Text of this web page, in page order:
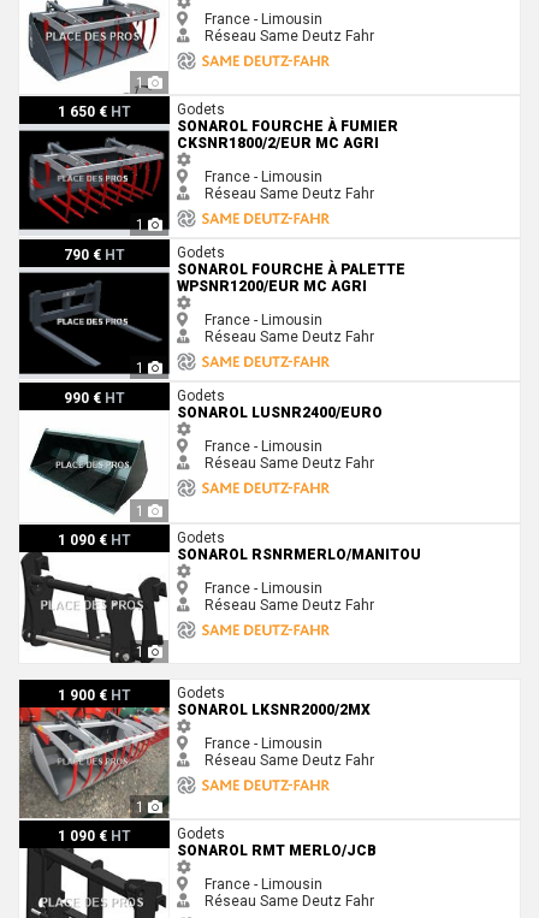
1
France - Limousin
Réseau Same Deutz Fahr
1 650 € HT
1
Sonarol Fourche à fumier CKSNR1800/2/EUR MC Agri
Godets
SONAROL FOURCHE À FUMIER
CKSNR1800/2/EUR MC AGRI
France - Limousin
Réseau Same Deutz Fahr
790 € HT
1
Sonarol Fourche à palette WPSNR1200/EUR MC Agri
Godets
SONAROL FOURCHE À PALETTE
WPSNR1200/EUR MC AGRI
France - Limousin
Réseau Same Deutz Fahr
990 € HT
1
Sonarol LUSNR2400/EUROGodets
SONAROL LUSNR2400/EURO
France - Limousin
Réseau Same Deutz Fahr
1 090 € HT
1
Sonarol RSNRMERLO/MANITOU
Godets
SONAROL RSNRMERLO/MANITOU
France - Limousin
Réseau Same Deutz Fahr
1 900 € HT
1
Sonarol LKSNR2000/2MXGodets
SONAROL LKSNR2000/2MX
France - Limousin
Réseau Same Deutz Fahr
1 090 € HT
Sonarol RMT MERLO/JCBGodets
SONAROL RMT MERLO/JCB
France - Limousin
Réseau Same Deutz Fahr